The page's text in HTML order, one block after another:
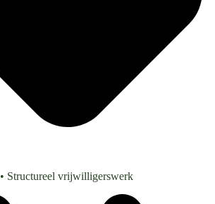
• Structureel vrijwilligerswerk